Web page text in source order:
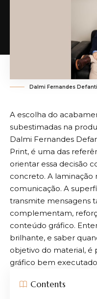
Dalmi Fernandes
A escolha do
subestimadas na
Dalmi Fernandes
Print, é uma das
orientar essa decisão
concreto. A laminação
comunicação. A
transmite mensagens
complementam,
conteúdo gráfico.
brilhante, e saber
objetivo do material, é
gráfico bem
Contents